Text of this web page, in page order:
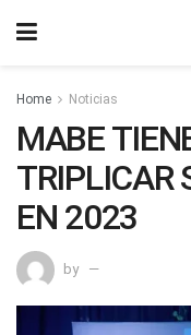
Home Noticias
MABE
TRIPLICAR
EN 2023
by